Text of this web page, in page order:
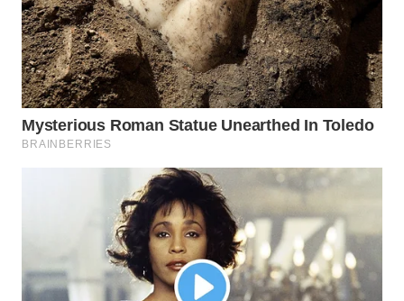
LIKUPANG
WN
LABUANBAJO
WN
BORNEO
NEWS